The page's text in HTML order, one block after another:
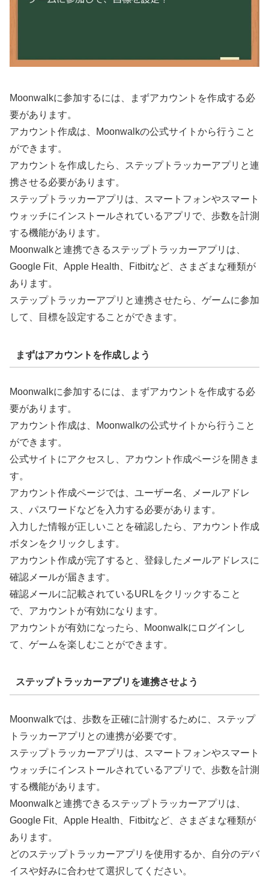
Moonwalkに参加するには、まずアカウントを作成する必
要があります。
アカウント作成は、Moonwalkの公式サイトから行うこと
ができます。
アカウントを作成したら、ステップトラッカーアプリと連
携させる必要があります。
ステップトラッカーアプリは、スマートフォンやスマート
ウォッチにインストールされているアプリで、歩数を計測
する機能があります。
Moonwalkと連携できるステップトラッカーアプリは、
Google Fit、Apple Health、Fitbitなど、さまざまな種類が
あります。
ステップトラッカーアプリと連携させたら、ゲームに参加
して、目標を設定することができます。
まずはアカウントを作成しよう
Moonwalkに参加するには、まずアカウントを作成する必
要があります。
アカウント作成は、Moonwalkの公式サイトから行うこと
ができます。
公式サイトにアクセスし、アカウント作成ページを開きま
す。
アカウント作成ページでは、ユーザー名、メールアドレ
ス、パスワードなどを入力する必要があります。
入力した情報が正しいことを確認したら、アカウント作成
ボタンをクリックします。
アカウント作成が完了すると、登録したメールアドレスに
確認メールが届きます。
確認メールに記載されているURLをクリックすること
で、アカウントが有効になります。
アカウントが有効になったら、Moonwalkにログインし
て、ゲームを楽しむことができます。
ステップトラッカーアプリを連携させよう
Moonwalkでは、歩数を正確に計測するために、ステップ
トラッカーアプリとの連携が必要です。
ステップトラッカーアプリは、スマートフォンやスマート
ウォッチにインストールされているアプリで、歩数を計測
する機能があります。
Moonwalkと連携できるステップトラッカーアプリは、
Google Fit、Apple Health、Fitbitなど、さまざまな種類が
あります。
どのステップトラッカーアプリを使用するか、自分のデバ
イスや好みに合わせて選択してください。